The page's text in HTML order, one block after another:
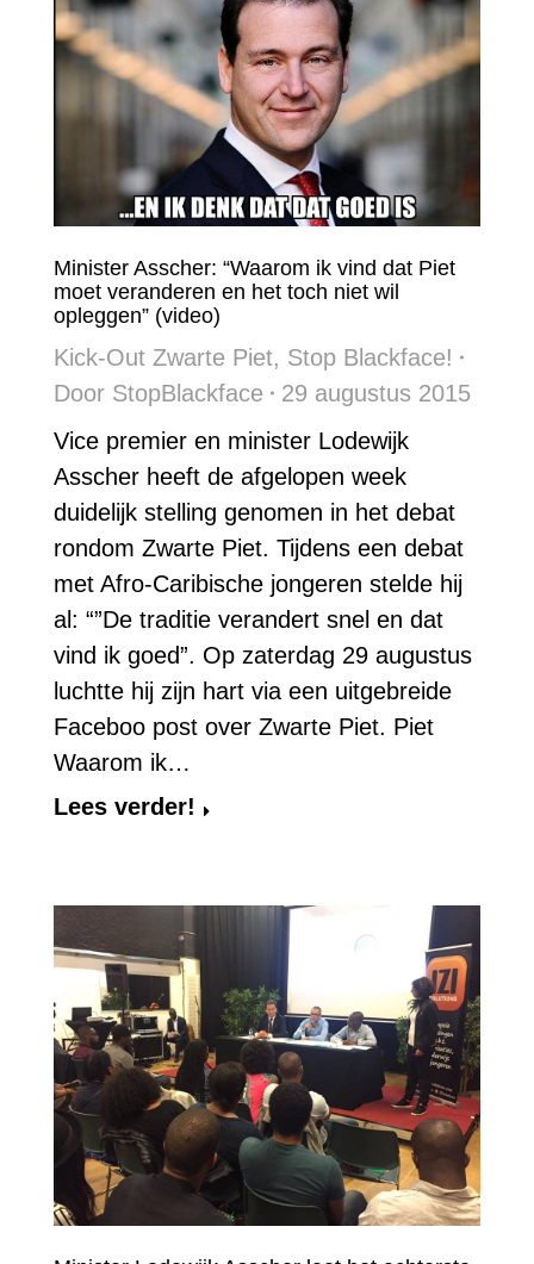
Minister Asscher: “Waarom ik vind dat Piet
moet veranderen en het toch niet wil
opleggen” (video)
Kick-Out Zwarte Piet, Stop Blackface!
Door StopBlackface
29 augustus 2015
Vice premier en minister Lodewijk
Asscher heeft de afgelopen week
duidelijk stelling genomen in het debat
rondom Zwarte Piet. Tijdens een debat
met Afro-Caribische jongeren stelde hij
al: “”De traditie verandert snel en dat
vind ik goed”. Op zaterdag 29 augustus
luchtte hij zijn hart via een uitgebreide
Faceboo post over Zwarte Piet. Piet
Waarom ik…
Lees verder!